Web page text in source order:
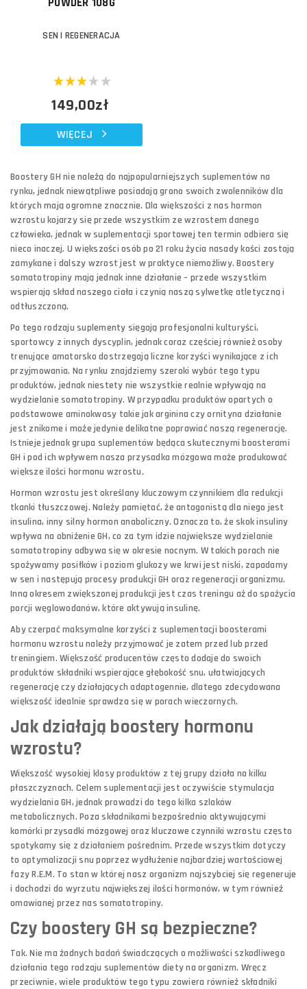
SEN I REGENERACJA
149,00zł
WIĘCEJ
Boostery GH nie należą do najpopularniejszych suplementów na
rynku, jednak niewątpliwe posiadają grono swoich zwolenników dla
których mają ogromne znacznie. Dla większości z nas hormon
wzrostu kojarzy się przede wszystkim ze wzrostem danego
człowieka, jednak w suplementacji sportowej ten termin odbiera się
nieco inaczej. U większości osób po 21 roku życia nasady kości zostają
zamykane i dalszy wzrost jest w praktyce niemożliwy. Boostery
somatotropiny mają jednak inne działanie – przede wszystkim
wspierają skład naszego ciała i czynią naszą sylwetkę atletyczną i
odtłuszczoną.
Po tego rodzaju suplementy sięgają profesjonalni kulturyści,
sportowcy z innych dyscyplin, jednak coraz częściej również osoby
trenujące amatorsko dostrzegają liczne korzyści wynikające z ich
przyjmowania. Na rynku znajdziemy szeroki wybór tego typu
produktów, jednak niestety nie wszystkie realnie wpływają na
wydzielanie somatotropiny. W przypadku produktów opartych o
podstawowe aminokwasy takie jak arginina czy ornityna działanie
jest znikome i może jedynie delikatne poprawiać naszą regenerację.
Istnieje jednak grupa suplementów będąca skutecznymi boosterami
GH i pod ich wpływem nasza przysadka mózgowa może produkować
większe ilości hormonu wzrostu.
Hormon wzrostu jest określany kluczowym czynnikiem dla redukcji
tkanki tłuszczowej. Należy pamiętać, że antagonistą dla niego jest
insulina, inny silny hormon anaboliczny. Oznacza to, że skok insuliny
wpływa na obniżenie GH, co za tym idzie największe wydzielanie
somatotropiny odbywa się w okresie nocnym. W takich porach nie
spożywamy posiłków i poziom glukozy we krwi jest niski, zapadamy
w sen i następują procesy produkcji GH oraz regeneracji organizmu.
Inną okresem zwiększonej produkcji jest czas treningu aż do spożycia
porcji węglowodanów, które aktywują insulinę.
Aby czerpać maksymalne korzyści z suplementacji boosterami
hormonu wzrostu należy przyjmować je zatem przed lub przed
treningiem. Większość producentów często dodaje do swoich
produktów składniki wspierające głębokość snu, ułatwiających
regenerację czy działających adaptogennie, dlatego zdecydowana
większość idealnie sprawdza się w porach wieczornych.
Jak działają boostery hormonu
wzrostu?
Większość wysokiej klasy produktów z tej grupy działa na kilku
płaszczyznach. Celem suplementacji jest oczywiście stymulacja
wydzielania GH, jednak prowadzi do tego kilka szlaków
metabolicznych. Poza składnikami bezpośrednio aktywującymi
komórki przysadki mózgowej oraz kluczowe czynniki wzrostu często
spotykamy się z działaniem pośrednim. Przede wszystkim dotyczy
to optymalizacji snu poprzez wydłużenie najbardziej wartościowej
fazy R.E.M. To stan w której nasz organizm najszybciej się regeneruje
i dochodzi do wyrzutu największej ilości hormonów, w tym również
omawianej przez nas somatotropiny.
Czy boostery GH są bezpieczne?
Tak. Nie ma żadnych badań świadczących o możliwości szkodliwego
działania tego rodzaju suplementów diety na organizm. Wręcz
przeciwnie, wiele produktów tego typu zawiera również składniki